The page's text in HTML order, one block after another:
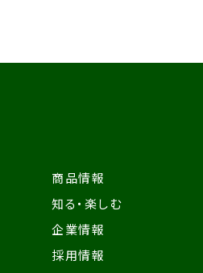
商品情報
知る・楽しむ
企業情報
採用情報